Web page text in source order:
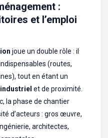
:
et l’emploi
joue un double rôle : il
(routes,
tout en étant un
et de proximité.
la phase de chantier
d’acteurs : gros œuvre,
architectes,